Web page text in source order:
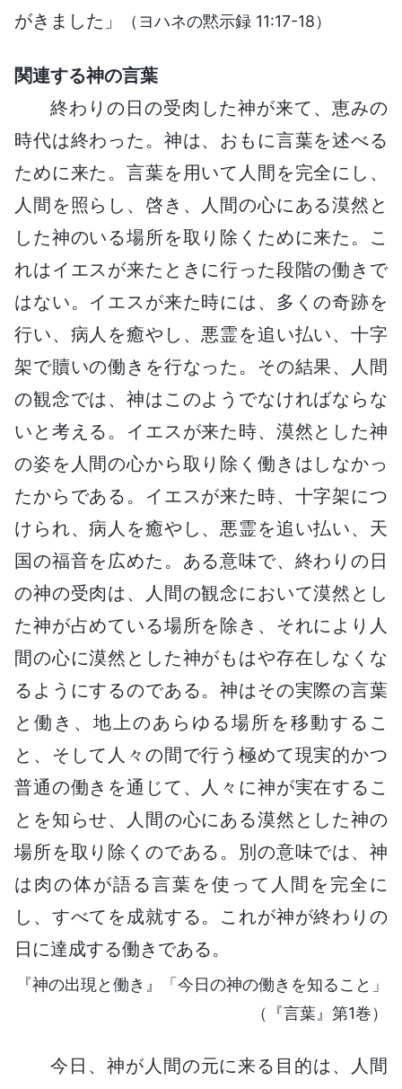
がきました」
（ヨハネの黙示録 11:17-18）
関連する神の言葉
終わりの日の受肉した神が来て、恵みの
時代は終わった。神は、おもに言葉を述べる
ために来た。言葉を用いて人間を完全にし、
人間を照らし、啓き、人間の心にある漠然と
した神のいる場所を取り除くために来た。こ
れはイエスが来たときに行った段階の働きで
はない。イエスが来た時には、多くの奇跡を
行い、病人を癒やし、悪霊を追い払い、十字
架で贖いの働きを行なった。その結果、人間
の観念では、神はこのようでなければならな
いと考える。イエスが来た時、漠然とした神
の姿を人間の心から取り除く働きはしなかっ
たからである。イエスが来た時、十字架につ
けられ、病人を癒やし、悪霊を追い払い、天
国の福音を広めた。ある意味で、終わりの日
の神の受肉は、人間の観念において漠然とし
た神が占めている場所を除き、それにより人
間の心に漠然とした神がもはや存在しなくな
るようにするのである。神はその実際の言葉
と働き、地上のあらゆる場所を移動するこ
と、そして人々の間で行う極めて現実的かつ
普通の働きを通じて、人々に神が実在するこ
とを知らせ、人間の心にある漠然とした神の
場所を取り除くのである。別の意味では、神
は肉の体が語る言葉を使って人間を完全に
し、すべてを成就する。これが神が終わりの
日に達成する働きである。
『神の出現と働き』「今日の神の働きを知ること」
（『言葉』第1巻）
今日、神が人間の元に来る目的は、人間